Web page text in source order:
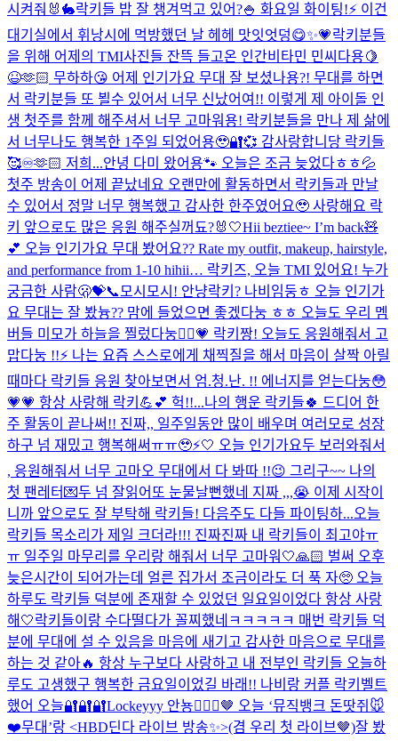
시켜줘🐰🐇락키들 밥 잘 챙겨먹고 있어?🍚 화요일 화이팅!⚡️ 이건
대기실에서 휘낭시에 먹방했던 날 헤헤 맛잇엇덩😋✨💗락키분들
을 위해 어제의 TMI사진들 잔뜩 들고온 인간비타민 민씨다용🍋
😆🫶🏻 무하하😘 어제 인기가요 무대 잘 보셨나용?! 무대를 하면
서 락키분들 또 뵐수 있어서 너무 신났어여!! 이렇게 제 아이돌 인
생 첫주를 함께 해주셔서 너무 고마워용! 락키분들을 만나 제 삶에
서 너무나도 행복한 1주일 되었어용🥹🔐💞 감사랑합니당 락키들
🥰♾️🫶🏻 저희...안녕 다미 왔어용🐾 오늘은 조금 늦었다ㅎㅎ💦
첫주 방송이 어제 끝났네요 오랜만에 활동하면서 락키들과 만날
수 있어서 정말 너무 행복했고 감사한 한주였어요🥹 사랑해요 락
키 앞으로도 많은 응원 해주실꺼됴?🐰🤍Hii beztiee~ I’m back🧸
💕 오늘 인기가요 무대 봤어요?? Rate my outfit, makeup, hairstyle,
and performance from 1-10 hihii… 락키즈, 오늘 TMI 있어요! 누가
궁금한 사람🫢💝📞모시모시! 안냥락키? 나비임둥ㅎ 오늘 인기가
요 무대는 잘 봤늉?? 맘에 들었으면 좋겠다눙 ㅎㅎ 오늘도 우리 멤
버들 미모가 하늘을 찔렀다눙🤦‍♀️💗 락키짱! 오늘도 응원해줘서 고
맙다눙 !!⚡️ 나는 요즘 스스로에게 채찍질을 해서 마음이 살짝 아릴
때마다 락키들 응원 찾아보면서 엄.청.난. !! 에너지를 얻는다눙😳
💗💗 항상 사랑해 락키💪💕 헉!!...나의 행운 락키들🍀 드디어 한
주 활동이 끝나써!! 진짜,, 일주일동안 많이 배우며 여러모로 성장
하구 넘 재밌고 행복해써ㅠㅠ🥹⚡️🤍 오늘 인기가요두 보러와줘서
, 응원해줘서 너무 고마오 무대에서 다 봐따 !!😉 그리구~~ 나의
첫 팬레터💌두 넘 잘읽어또 눈물날뻔했네 지짜 ,,,😭 이제 시작이
니까 앞으로도 잘 부탁해 락키들! 다음주도 다들 파이팅하...오늘
락키들 목소리가 제일 크더라!!! 진짜진짜 내 락키들이 최고야ㅠ
ㅠ 일주일 마무리를 우리랑 해줘서 너무 고마워🤍🙏🏻 벌써 오후
늦은시간이 되어가는데 얼른 집가서 조금이라도 더 푹 자🥺 오늘
하루도 락키들 덕분에 존재할 수 있었던 일요일이었다 항상 사랑
해🤍락키들이랑 수다떨다가 꼴찌했네ㅋㅋㅋㅋㅋ 매번 락키들 덕
분에 무대에 설 수 있음을 마음에 새기고 감사한 마음으로 무대를
하는 것 같아🔥 항상 누구보다 사랑하고 내 전부인 락키들 오늘하
루도 고생했구 행복한 금요일이었길 바래!! 나비랑 커플 락키벨트
했어 오늘🔐🔐🔐Lockeyyy 안뇽🙋🏻‍♀️🤎 오늘 ‘뮤직뱅크 돈땃쥐🐭
❤️무대’랑 <HBD딘다 라이브 방송✨>(겸 우리 첫 라이브🤎)잘 봤